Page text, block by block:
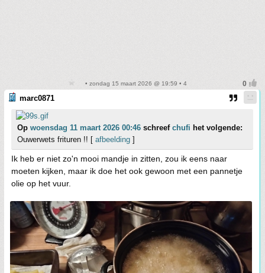
• zondag 15 maart 2026 @ 19:59 • 4
marc0871
Op woensdag 11 maart 2026 00:46 schreef chufi het volgende:
Ouwerwets frituren !! [ afbeelding ]
Ik heb er niet zo'n mooi mandje in zitten, zou ik eens naar
moeten kijken, maar ik doe het ook gewoon met een pannetje
olie op het vuur.